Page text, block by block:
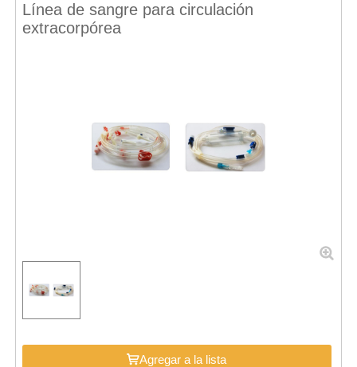
Línea de sangre para circulación
extracorpórea
Agregar a la lista